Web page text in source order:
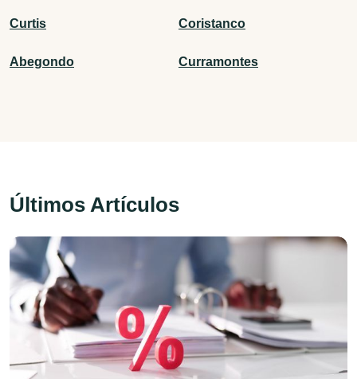
Curtis Coristanco
Abegondo Curramontes
Últimos Artículos